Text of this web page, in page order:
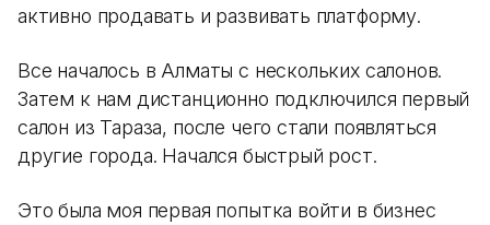
активно продавать и развивать платформу.
Все началось в Алматы с нескольких салонов.
Затем к нам дистанционно подключился первый
салон из Тараза, после чего стали появляться
другие города. Начался быстрый рост.
Это была моя первая попытка войти в бизнес